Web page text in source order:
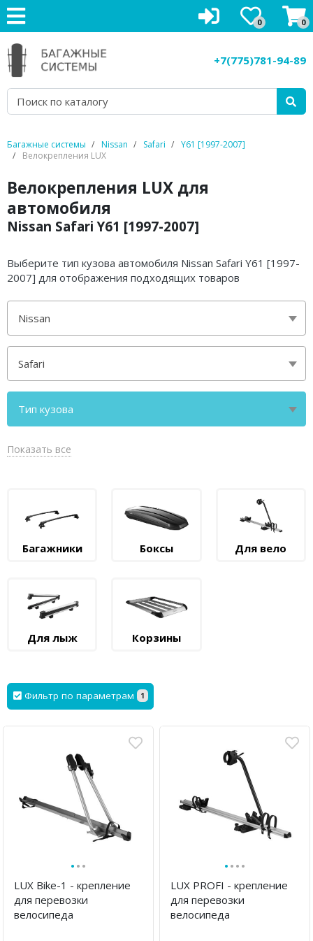
0 0
+7(775)781-94-89
Багажные системы Nissan Safari
Y61 [1997-2007]
Велокрепления LUX
Велокрепления LUX для
автомобиля
Nissan Safari Y61 [1997-2007]
Выберите тип кузова автомобиля Nissan Safari Y61 [1997-
2007] для отображения подходящих товаров
Nissan
Safari
Тип кузова
внедорожник без рейлингов
Показать все
Багажники Боксы Для вело
Для лыж Корзины
Фильтр по параметрам 1
···
LUX Bike-1 - крепление
для перевозки
велосипеда
····
LUX PROFI - крепление
для перевозки
велосипеда
Багажники на крышу
Рейлинги на крышу
Боксы на крышу
Велокрепления
Грузовые корзины
Аксессуары
Услуги